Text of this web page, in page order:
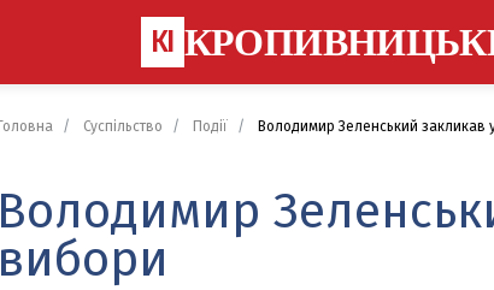
КІ
Суспільство Події Володимир Зеленський закликав